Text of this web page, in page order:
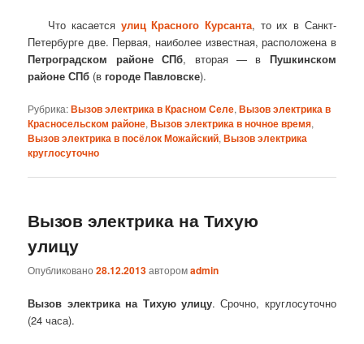
Что касается улиц Красного Курсанта, то их в Санкт-
Петербурге две. Первая, наиболее известная, расположена в
Петроградском районе СПб, вторая — в Пушкинском
районе СПб (в городе Павловске).
Рубрика:Вызов электрика в Красном Селе,Вызов электрика в
Красносельском районе,Вызов электрика в ночное время,
Вызов электрика в посёлок Можайский,Вызов электрика
круглосуточно
Вызов электрика на Тихую
улицу
Опубликовано28.12.2013авторомadmin
Вызов электрика на Тихую улицу. Срочно, круглосуточно
(24 часа).